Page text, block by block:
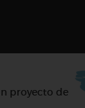
proyecto de